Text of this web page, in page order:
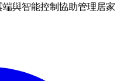
與智能控制協助管理居家